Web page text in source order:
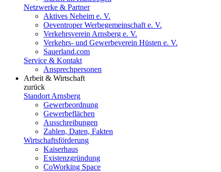
Netzwerke & Partner
Aktives Neheim e. V.
Oeventroper Werbegemeinschaft e. V.
Verkehrsverein Arnsberg e. V.
Verkehrs- und Gewerbeverein Hüsten e. V.
Sauerland.com
Service & Kontakt
Ansprechpersonen
Arbeit & Wirtschaft
zurück
Standort Arnsberg
Gewerbeordnung
Gewerbeflächen
Ausschreibungen
Zahlen, Daten, Fakten
Wirtschaftsförderung
Kaiserhaus
Existenzgründung
CoWorking Space